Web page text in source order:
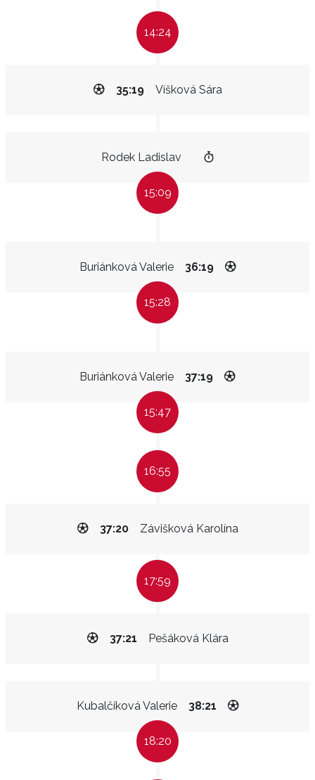
14:24
Víšková Sára
35:19
Rodek Ladislav
15:09
Buriánková Valerie 36:19
15:28
Buriánková Valerie 37:19
15:47
16:55
Závišková Karolína
37:20
17:59
Pešáková Klára
37:21
Kubalčíková Valerie 38:21
18:20